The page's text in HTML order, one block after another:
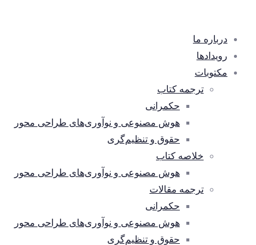
درباره ما
رویدادها
مکتوبات
ترجمه کتاب
حکمرانی
هوش مصنوعی و نوآوری‌های طراحی محور
حقوق و تنظیم‌گری
خلاصه کتاب
هوش مصنوعی و نوآوری‌های طراحی محور
ترجمه مقالات
حکمرانی
هوش مصنوعی و نوآوری‌های طراحی محور
حقوق و تنظیم‌گری